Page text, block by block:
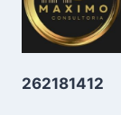
262181412